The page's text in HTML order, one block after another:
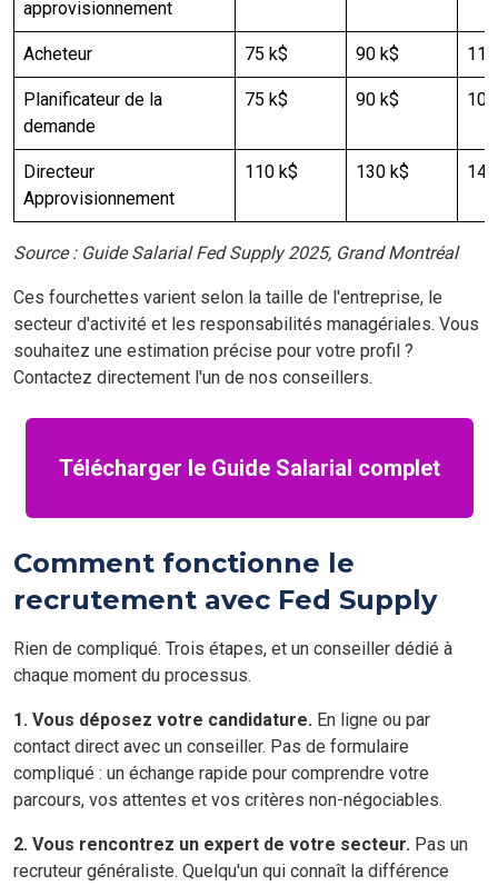
approvisionnement
Acheteur 75 k$ 90 k$
Planificateur de la
demande
75 k$ 90 k$
Directeur
Approvisionnement
110 k$ 130 k$
Source : Guide Salarial Fed Supply 2025, Grand Montréal
Ces fourchettes varient selon la taille de l'entreprise, le
secteur d'activité et les responsabilités managériales. Vous
souhaitez une estimation précise pour votre profil ?
Contactez directement l'un de nos conseillers.
Télécharger le Guide Salarial complet
Comment fonctionne le
recrutement avec Fed Supply
Rien de compliqué. Trois étapes, et un conseiller dédié à
chaque moment du processus.
1. Vous déposez votre candidature. En ligne ou par
contact direct avec un conseiller. Pas de formulaire
compliqué : un échange rapide pour comprendre votre
parcours, vos attentes et vos critères non-négociables.
2. Vous rencontrez un expert de votre secteur. Pas un
recruteur généraliste. Quelqu'un qui connaît la différence